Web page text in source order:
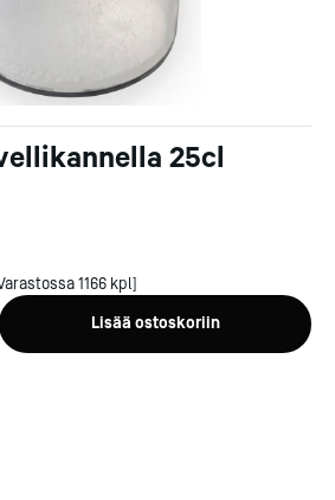
25cl
1166 kpl]
Lisää ostoskoriin
1987
on yli